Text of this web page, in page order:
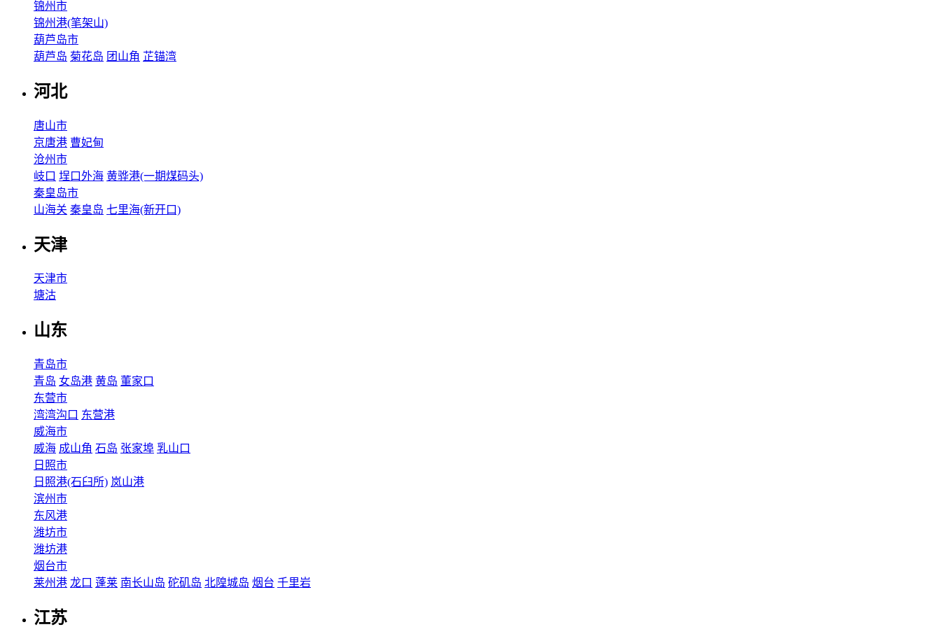
锦州市
锦州港(笔架山)
葫芦岛市
葫芦岛 菊花岛 团山角 芷锚湾
河北
唐山市
京唐港 曹妃甸
沧州市
岐口 埕口外海 黄骅港(一期煤码头)
秦皇岛市
山海关 秦皇岛 七里海(新开口)
天津
天津市
塘沽
山东
青岛市
青岛 女岛港 黄岛 董家口
东营市
湾湾沟口 东营港
威海市
威海 成山角 石岛 张家埠 乳山口
日照市
日照港(石臼所) 岚山港
滨州市
东风港
潍坊市
潍坊港
烟台市
莱州港 龙口 蓬莱 南长山岛 砣矶岛 北隍城岛 烟台 千里岩
江苏